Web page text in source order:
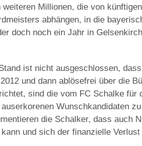
weiteren Millionen, die von
abhängen, in die
doch noch ein Jahr in
ist nicht ausgeschlossen,
und dann ablösefrei über die
sind die vom FC Schalke für
Wunschkandidaten
die Schalker, dass auch
und sich der finanzielle